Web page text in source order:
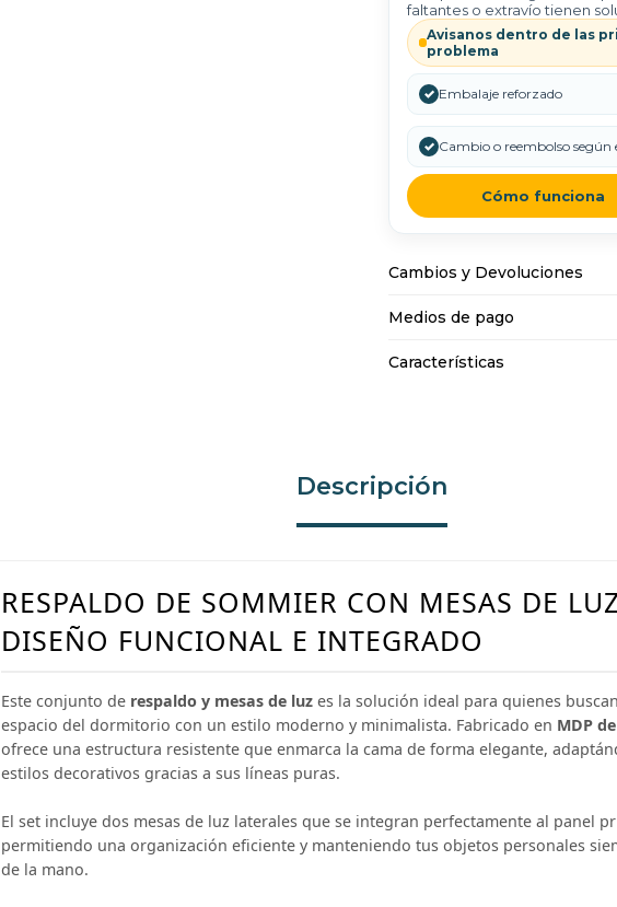
faltantes o extravío tienen
Avisanos dentro de las
problema
✓ Embalaje reforzado
✓ Cambio o reembolso según
Cómo funciona
Cambios y Devoluciones
Medios de pago
Características
Descripción
RESPALDO DE SOMMIER CON MESAS DE
DISEÑO FUNCIONAL E INTEGRADO
Este conjunto de respaldo y mesas de luz es la solución ideal para quienes
espacio del dormitorio con un estilo moderno y minimalista. Fabricado en MDP
ofrece una estructura resistente que enmarca la cama de forma elegante,
estilos decorativos gracias a sus líneas puras.
El set incluye dos mesas de luz laterales que se integran perfectamente al panel
permitiendo una organización eficiente y manteniendo tus objetos personales
de la mano.